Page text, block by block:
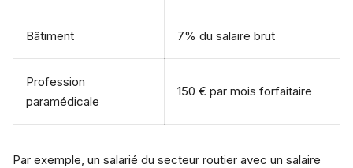
Bâtiment 7% du salaire brut
Profession
paramédicale
150 € par mois forfaitaire
Par exemple, un salarié du secteur routier avec un salaire